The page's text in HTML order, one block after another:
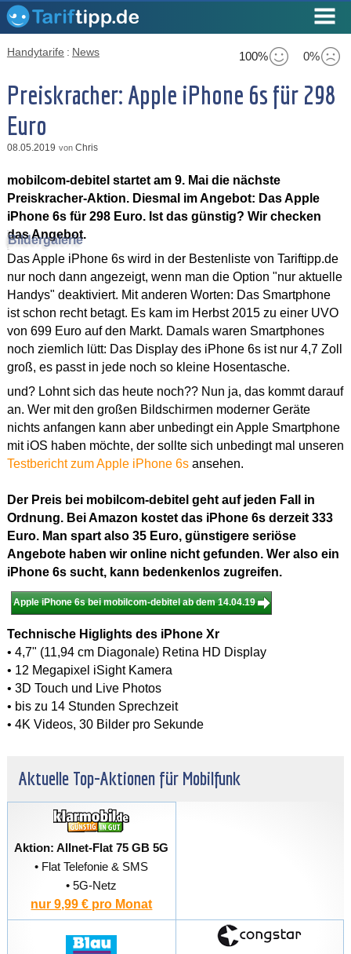
100% 0%
Handytarife : News
Preiskracher: Apple iPhone 6s für 298
Euro
08.05.2019 von Chris
mobilcom-debitel startet am 9. Mai die nächste
Preiskracher-Aktion. Diesmal im Angebot: Das Apple
iPhone 6s für 298 Euro. Ist das günstig? Wir checken
das Angebot.
Bildergalerie
Das Apple iPhone 6s wird in der Bestenliste von Tariftipp.de
nur noch dann angezeigt, wenn man die Option "nur aktuelle
Handys" deaktiviert. Mit anderen Worten: Das Smartphone
ist schon recht betagt. Es kam im Herbst 2015 zu einer UVO
von 699 Euro auf den Markt. Damals waren Smartphones
noch ziemlich lütt: Das Display des iPhone 6s ist nur 4,7 Zoll
groß, es passt in jede noch so kleine Hosentasche.
und? Lohnt sich das heute noch?? Nun ja, das kommt darauf
an. Wer mit den großen Bildschirmen moderner Geräte
nichts anfangen kann aber unbedingt ein Apple Smartphone
mit iOS haben möchte, der sollte sich unbedingt mal unseren
Testbericht zum Apple iPhone 6sansehen.
Der Preis bei mobilcom-debitel geht auf jeden Fall in
Ordnung. Bei Amazon kostet das iPhone 6s derzeit 333
Euro. Man spart also 35 Euro, günstigere seriöse
Angebote haben wir online nicht gefunden. Wer also ein
iPhone 6s sucht, kann bedenkenlos zugreifen.
Apple iPhone 6s bei mobilcom-debitel ab dem 14.04.19
Technische Higlights des iPhone Xr
• 4,7" (11,94 cm Diagonale) Retina HD Display
• 12 Megapixel iSight Kamera
• 3D Touch und Live Photos
• bis zu 14 Stunden Sprechzeit
• 4K Videos, 30 Bilder pro Sekunde
Aktuelle Top-Aktionen für Mobilfunk
Aktion: Allnet-Flat 75 GB 5G
• Flat Telefonie & SMS
• 5G-Netz
nur 9,99 € pro Monat